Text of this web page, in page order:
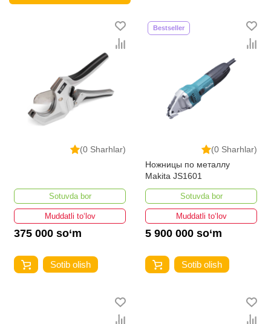
va brendlar tomonidan taqdim etilgan bo'lib, ularning
ro'yxati doimiy ravishda kengayib bormoqda. Biz butun
mamlakat bo'ylab tovarlarni istalgan miqdorda yetkazib
beramiz. Bularning barchasi O'zbekistondagi eng
yaxshi narx bilan qo’shimcha qilingan, ikarvon.uz dan
Metall qaychilar - bu eng keng narxlar oralig'i. Va bu
yerda Metall qaychilar toifasidagi har bir element uchun
optimal narx mavjud.
(0 Sharhlar)
Sotuvda bor
Muddatli to‘lov
375 000 so‘m
Sotib olish
(0 Sharhlar)
Bestseller
Ножницы по металлу
Makita JS1601
Sotuvda bor
Muddatli to‘lov
5 900 000 so‘m
Sotib olish